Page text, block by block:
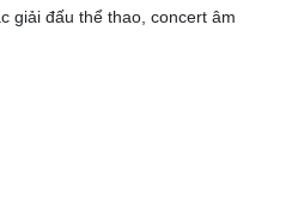
giải đấu thể thao, concert âm